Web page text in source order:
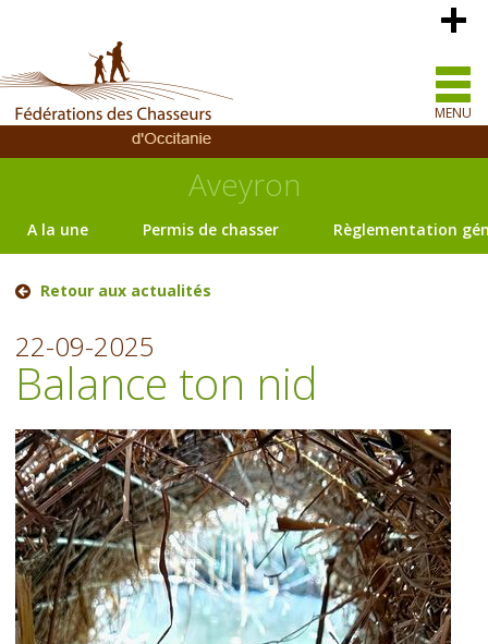
MENU
Aveyron
A la une Permis de chasser Règlementation
Retour aux actualités
22-09-2025
Balance ton nid